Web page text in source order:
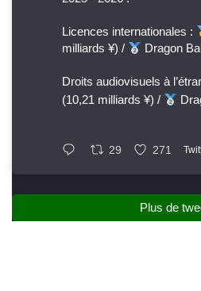
Licences internationales :
milliards ¥) /
Dragon
Droits audiovisuels à
(10,21 milliards ¥) /
29 271
Plus de